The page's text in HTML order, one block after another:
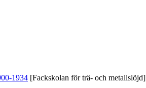
1934 [Fackskolan för trä- och metallslöjd]